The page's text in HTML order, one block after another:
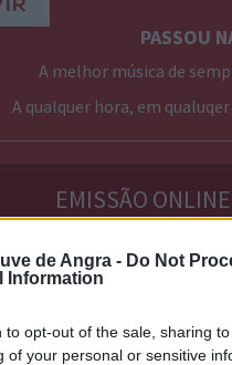
de Angra - Do Not
Information
to opt-out of the sale, sharing
of your personal or sensitive
PASSOU
A melhor música de
A qualquer hora, em
EMISSÃO ONLINE